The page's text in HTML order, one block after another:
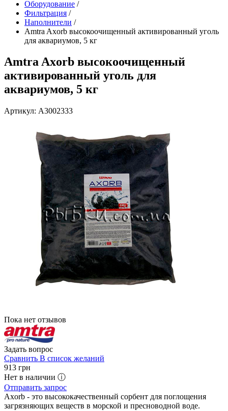
Оборудование /
Фильтрация /
Наполнители /
Amtra Axorb высокоочищенный активированный уголь
для аквариумов, 5 кг
Amtra Axorb высокоочищенный
активированный уголь для
аквариумов, 5 кг
Артикул: A3002333
Пока нет отзывов
Задать вопрос
Сравнить В список желаний
913 грн
Нет в наличии ⓘ
Отправить запрос
Axorb - это высококачественный сорбент для поглощения
загрязняющих веществ в морской и пресноводной воде.